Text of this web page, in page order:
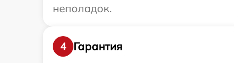
неполадок.
4
Гарантия